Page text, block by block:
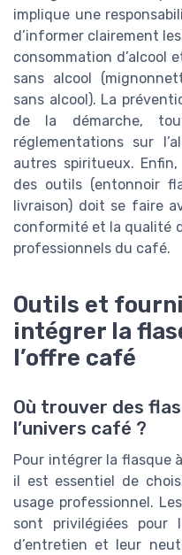
implique une
d’informer clairement
consommation d’alcool
sans alcool
sans alcool). La
de la démarche,
réglementations sur
autres spiritueux.
des outils (entonnoir
livraison) doit se faire
conformité et la qualité
professionnels du café.
Outils et
intégrer la
l’offre café
Où trouver des
l’univers café ?
Pour intégrer la flasque
il est essentiel de
usage professionnel.
sont privilégiées pour
d’entretien et leur